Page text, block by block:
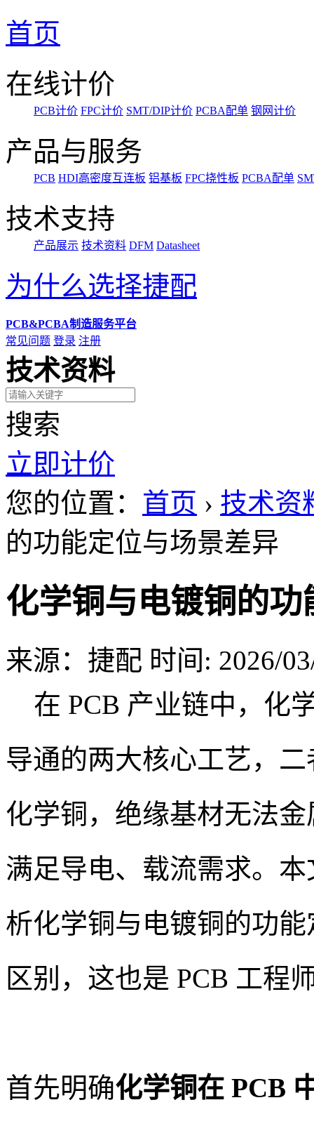
首页
在线计价
PCB计价 FPC计价 SMT/DIP计价 PCBA配单 钢网计价
产品与服务
PCB HDI高密度互连板 铝基板 FPC挠性板 PCBA配单
技术支持
产品展示 技术资料 DFM Datasheet
为什么选择捷配
PCB&PCBA制造服务平台
常见问题 登录 注册
技术资料
搜索
立即计价
您的位置： 首页 › 技术资
的功能定位与场景差异
化学铜与电镀铜的
来源：捷配 时间: 2026/
在 PCB 产业链中，化
导通的两大核心工艺，二
化学铜，绝缘基材无法
满足导电、载流需求。
析化学铜与电镀铜的功
区别，这也是 PCB 工程
首先明确化学铜在 PCB